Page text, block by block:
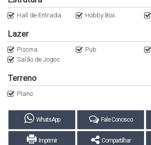
Hall de Entrada Hobby Box
Lazer
Piscina Pub
Salão de Jogos
Terreno
Plano
WhatsApp Fale Conosco
Imprimir Compartilhar